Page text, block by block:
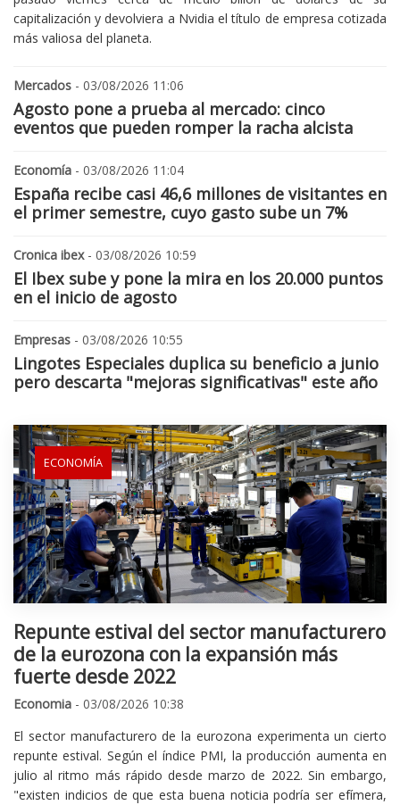
capitalización y devolviera a Nvidia el título de empresa cotizada
más valiosa del planeta.
Mercados - 03/08/2026 11:06
Agosto pone a prueba al mercado: cinco
eventos que pueden romper la racha alcista
Economía - 03/08/2026 11:04
España recibe casi 46,6 millones de visitantes en
el primer semestre, cuyo gasto sube un 7%
Cronica ibex- 03/08/2026 10:59
El Ibex sube y pone la mira en los 20.000 puntos
en el inicio de agosto
Empresas - 03/08/2026 10:55
Lingotes Especiales duplica su beneficio a junio
pero descarta "mejoras significativas" este año
ECONOMÍA
Repunte estival del sector manufacturero
de la eurozona con la expansión más
fuerte desde 2022
Economia - 03/08/2026 10:38
El sector manufacturero de la eurozona experimenta un cierto
repunte estival. Según el índice PMI, la producción aumenta en
julio al ritmo más rápido desde marzo de 2022. Sin embargo,
"existen indicios de que esta buena noticia podría ser efímera,